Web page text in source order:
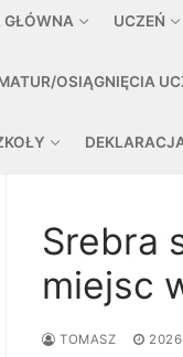
GŁÓWNA UCZEŃ
OSIĄGNIĘCIA
Srebra
miejsc
TOMASZ